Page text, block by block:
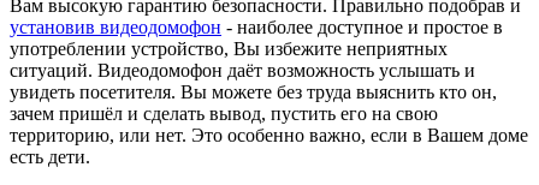
Вам высокую гарантию безопасности. Правильно подобрав и
установив видеодомофон - наиболее доступное и простое в
употреблении устройство, Вы избежите неприятных
ситуаций. Видеодомофон даёт возможность услышать и
увидеть посетителя. Вы можете без труда выяснить кто он,
зачем пришёл и сделать вывод, пустить его на свою
территорию, или нет. Это особенно важно, если в Вашем доме
есть дети.